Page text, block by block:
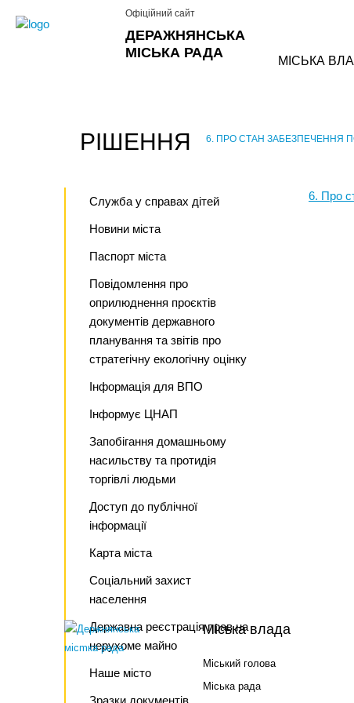
ДЕРАЖНЯНСЬКА
МІСЬКА РАДА
Офіційний сайт
МІСЬКА
РІШЕННЯ 6. ПРО СТАН ЗАБЕЗПЕЧЕННЯ
Служба у справах дітей
Новини міста
Паспорт міста
Повідомлення про
оприлюднення проєктів
документів державного
планування та звітів про
стратегічну екологічну оцінку
Інформація для ВПО
Інформує ЦНАП
Запобігання домашньому
насильству та протидія
торгівлі людьми
Доступ до публічної
інформації
Карта міста
Соціальний захист
населення
Державна реєстрація прав на
нерухоме майно
Наше місто
Зразки документів
6. Про
Міська влада
Міський голова
Міська рада